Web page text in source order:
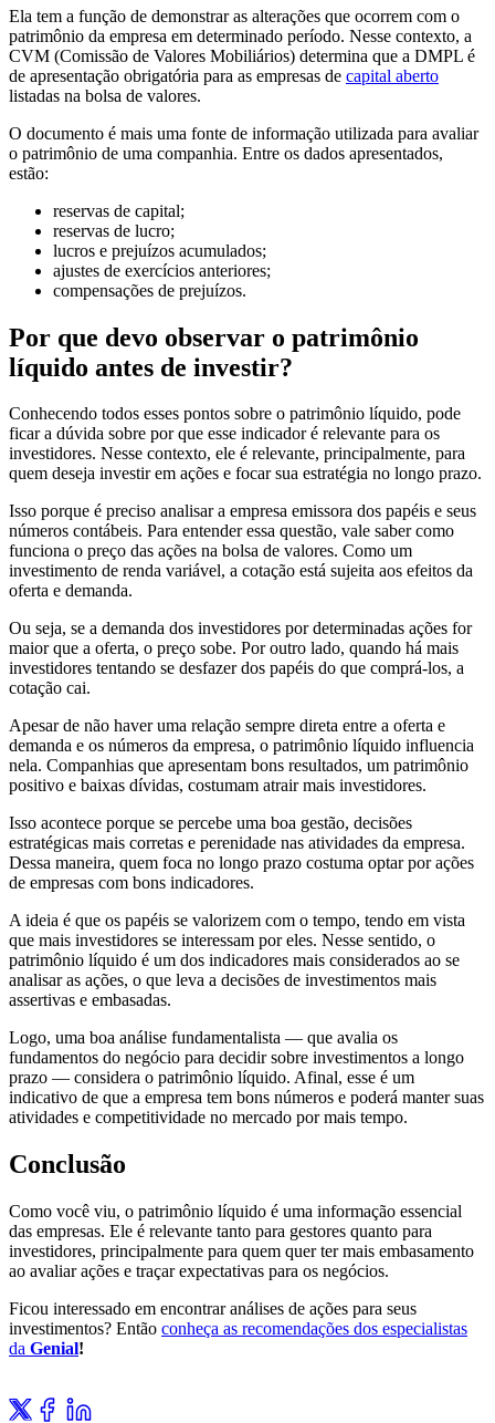
Ela tem a função de demonstrar as alterações que ocorrem com o
patrimônio da empresa em determinado período. Nesse contexto, a
CVM (Comissão de Valores Mobiliários) determina que a DMPL é
de apresentação obrigatória para as empresas de capital aberto
listadas na bolsa de valores.
O documento é mais uma fonte de informação utilizada para avaliar
o patrimônio de uma companhia. Entre os dados apresentados,
estão:
reservas de capital;
reservas de lucro;
lucros e prejuízos acumulados;
ajustes de exercícios anteriores;
compensações de prejuízos.
Por que devo observar o patrimônio
líquido antes de investir?
Conhecendo todos esses pontos sobre o patrimônio líquido, pode
ficar a dúvida sobre por que esse indicador é relevante para os
investidores. Nesse contexto, ele é relevante, principalmente, para
quem deseja investir em ações e focar sua estratégia no longo prazo.
Isso porque é preciso analisar a empresa emissora dos papéis e seus
números contábeis. Para entender essa questão, vale saber como
funciona o preço das ações na bolsa de valores. Como um
investimento de renda variável, a cotação está sujeita aos efeitos da
oferta e demanda.
Ou seja, se a demanda dos investidores por determinadas ações for
maior que a oferta, o preço sobe. Por outro lado, quando há mais
investidores tentando se desfazer dos papéis do que comprá-los, a
cotação cai.
Apesar de não haver uma relação sempre direta entre a oferta e
demanda e os números da empresa, o patrimônio líquido influencia
nela. Companhias que apresentam bons resultados, um patrimônio
positivo e baixas dívidas, costumam atrair mais investidores.
Isso acontece porque se percebe uma boa gestão, decisões
estratégicas mais corretas e perenidade nas atividades da empresa.
Dessa maneira, quem foca no longo prazo costuma optar por ações
de empresas com bons indicadores.
A ideia é que os papéis se valorizem com o tempo, tendo em vista
que mais investidores se interessam por eles. Nesse sentido, o
patrimônio líquido é um dos indicadores mais considerados ao se
analisar as ações, o que leva a decisões de investimentos mais
assertivas e embasadas.
Logo, uma boa análise fundamentalista — que avalia os
fundamentos do negócio para decidir sobre investimentos a longo
prazo — considera o patrimônio líquido. Afinal, esse é um
indicativo de que a empresa tem bons números e poderá manter suas
atividades e competitividade no mercado por mais tempo.
Conclusão
Como você viu, o patrimônio líquido é uma informação essencial
das empresas. Ele é relevante tanto para gestores quanto para
investidores, principalmente para quem quer ter mais embasamento
ao avaliar ações e traçar expectativas para os negócios.
Ficou interessado em encontrar análises de ações para seus
investimentos? Então conheça as recomendações dos especialistas
da Genial!